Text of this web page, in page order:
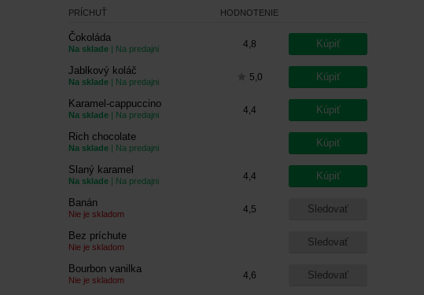
PRÍCHUŤ HODNOTENIE
Čokoláda
Na sklade | Na predajni 4,8 Kúpiť
Jablkový koláč
Na sklade | Na predajni 5,0 Kúpiť
Karamel-cappuccino
Na sklade | Na predajni 4,4 Kúpiť
Rich chocolate
Na sklade | Na predajni Kúpiť
Slaný karamel
Na sklade | Na predajni 4,4 Kúpiť
Banán
Nie je skladom 4,5 Sledovať
Bez príchute
Nie je skladom Sledovať
Bourbon vanilka
Nie je skladom 4,6 Sledovať